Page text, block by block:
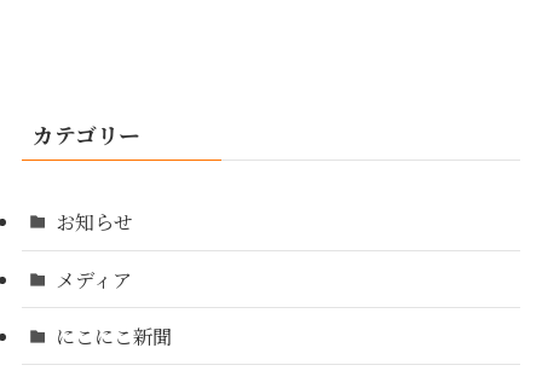
カテゴリー
お知らせ
メディア
にこにこ新聞